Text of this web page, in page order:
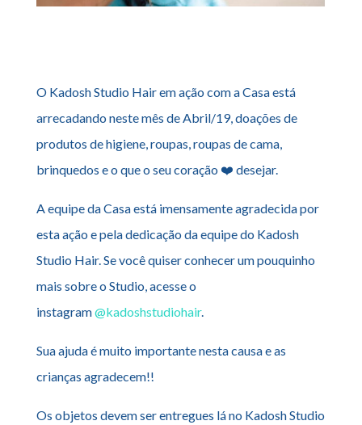
O Kadosh Studio Hair em ação com a Casa está
arrecadando neste mês de Abril/19, doações de
produtos de higiene, roupas, roupas de cama,
brinquedos e o que o seu coração ❤️ desejar.
A equipe da Casa está imensamente agradecida por
esta ação e pela dedicação da equipe do Kadosh
Studio Hair. Se você quiser conhecer um pouquinho
mais sobre o Studio, acesse o
instagram@kadoshstudiohair.
Sua ajuda é muito importante nesta causa e as
crianças agradecem!!
Os objetos devem ser entregues lá no Kadosh Studio